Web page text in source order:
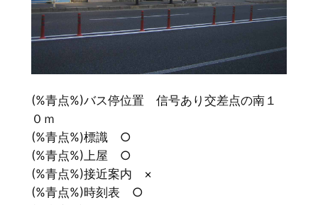
(%青点%)バス停位置 信号あり交差点の南１
０ｍ
(%青点%)標識 ○
(%青点%)上屋 ○
(%青点%)接近案内 ×
(%青点%)時刻表 ○